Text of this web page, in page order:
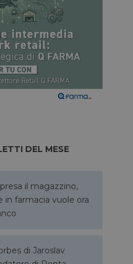
DEL MESE
presa il magazzino,
in farmacia vuole ora
di Jaroslav